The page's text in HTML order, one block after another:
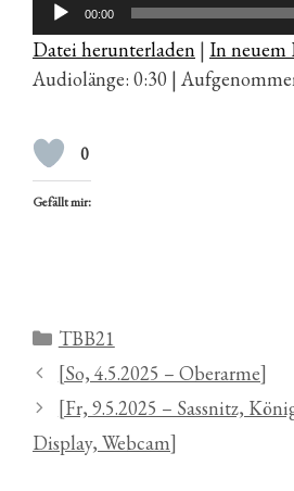
Player
00:00
Datei herunterladen | In neuem
Audiolänge: 0:30 |
0
Gefällt mir:
Kategorien
TBB21
[So, 4.5.2025 – Oberarme]
[Fr, 9.5.2025 – Sassnitz,
Display, Webcam]